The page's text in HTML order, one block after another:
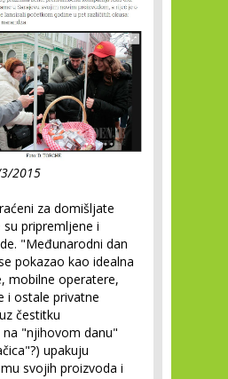
2015
za domišljate
pripremljene i
"Međunarodni dan
pokazao kao idealna
mobilne operatere,
i ostale privatne
čestitku
"njihovom danu"
upakuju
svojih proizvoda i